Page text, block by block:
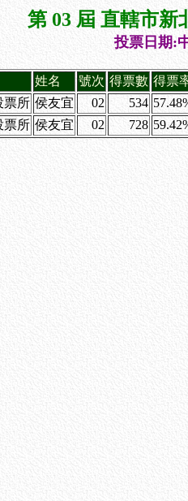
第 03 屆 直轄市新
投票日期:
姓名 號次 得票數 得票
票所 侯友宜 02 534
票所 侯友宜 02 728